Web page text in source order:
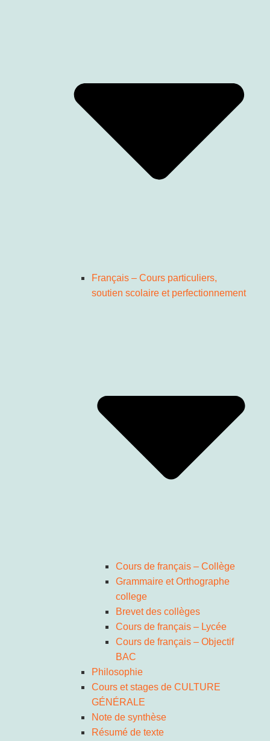
Français – Cours particuliers,
soutien scolaire et perfectionnement
Cours de français – Collège
Grammaire et Orthographe
college
Brevet des collèges
Cours de français – Lycée
Cours de français – Objectif
BAC
Philosophie
Cours et stages de CULTURE
GÉNÉRALE
Note de synthèse
Résumé de texte